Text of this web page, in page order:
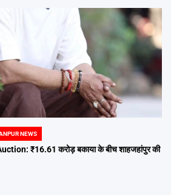
NEWS
₹16.61 करोड़ बकाया के बीच शाहजहांपुर की